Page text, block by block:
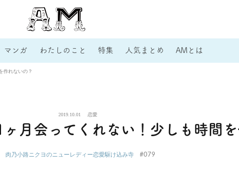
マンガ わたしのこと 特集 人気まとめ AMとは
作れないの？
2019.10.01 恋愛
月会ってくれない！少しも時間
肉乃小路ニクヨのニューレディー恋愛駆け込み寺 #079